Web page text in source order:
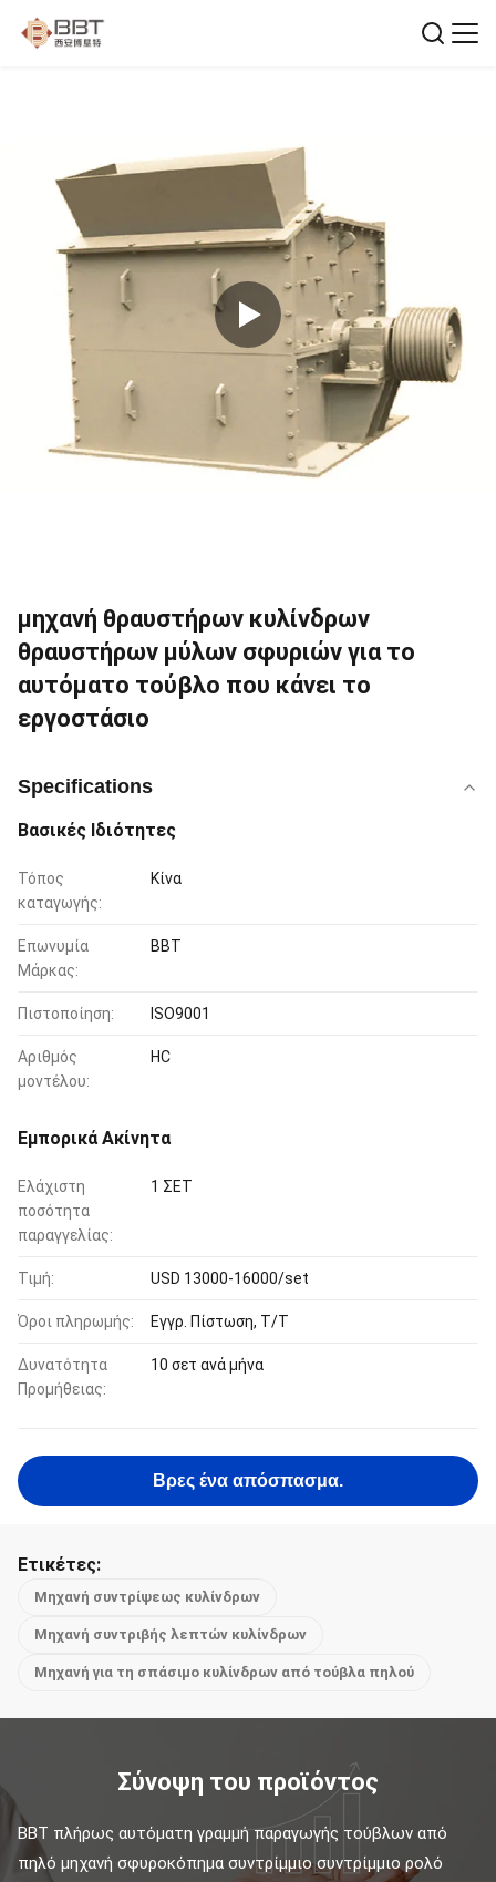
μηχανή θραυστήρων κυλίνδρων
θραυστήρων μύλων σφυριών για το
αυτόματο τούβλο που κάνει το
εργοστάσιο
Specifications
Βασικές Ιδιότητες
Τόπος
καταγωγής:
Κίνα
Επωνυμία
Μάρκας:
BBT
Πιστοποίηση: ISO9001
Αριθμός
μοντέλου:
HC
Εμπορικά Ακίνητα
Ελάχιστη
ποσότητα
παραγγελίας:
1 ΣΕΤ
Τιμή: USD 13000-16000/set
Όροι πληρωμής: Εγγρ. Πίστωση, T/T
Δυνατότητα
Προμήθειας:
10 σετ ανά μήνα
Βρες ένα απόσπασμα.
Ετικέτες:
Μηχανή συντρίψεως κυλίνδρων
Μηχανή συντριβής λεπτών κυλίνδρων
Μηχανή για τη σπάσιμο κυλίνδρων από τούβλα πηλού
Σύνοψη του προϊόντος
BBT πλήρως αυτόματη γραμμή παραγωγής τούβλων από
πηλό μηχανή σφυροκόπημα συντρίμμιο συντρίμμιο ρολό